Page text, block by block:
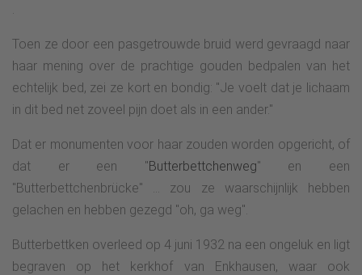
.
Toen ze door een pasgetrouwde bruid werd gevraagd naar
haar mening over de prachtige gouden bedpalen van het
echtelijk bed, zei ze kort en bondig: "Je voelt dat je lichaam
in dit bed net zoveel pijn doet als in een ander."
Dat er monumenten voor haar zouden worden opgericht, of
dat er een "Butterbettchenweg" en een
"Butterbettchenbrücke" ... zou ze waarschijnlijk hebben
gelachen en hebben gezegd "oh, ga weg".
Butterbettken overleed op 4 juni 1932 na een ongeluk en ligt
begraven op het kerkhof van Enkhausen, waar ook